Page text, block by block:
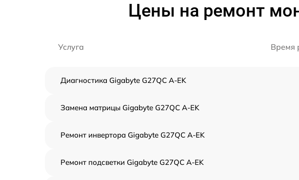
Цены на ремонт
Услуга Время
Диагностика Gigabyte G27QC A-EK
Замена матрицы Gigabyte G27QC A-EK
Ремонт инвертора Gigabyte G27QC A-EK
Ремонт подсветки Gigabyte G27QC A-EK